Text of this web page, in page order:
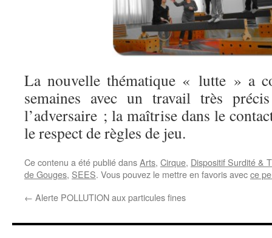
La nouvelle thématique « lutte » a
semaines avec un travail très
l’adversaire ; la maîtrise dans le
le respect de règles de jeu.
Ce contenu a été publié dansArts, Cirque, Dispositif Surdité &
de Gouges, SEES. Vous pouvez le mettre en favoris avecce
← Alerte POLLUTION aux particules fines